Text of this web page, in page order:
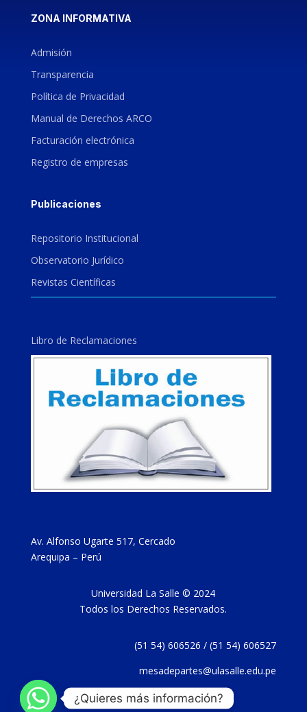
ZONA INFORMATIVA
Admisión
Transparencia
Política de Privacidad
Manual de Derechos ARCO
Facturación electrónica
Registro de empresas
Publicaciones
Repositorio Institucional
Observatorio Jurídico
Revistas Científicas
Libro de Reclamaciones
Av. Alfonso Ugarte 517, Cercado
Arequipa – Perú
Universidad La Salle © 2024
Todos los Derechos Reservados.
(51 54) 606526 / (51 54) 606527
mesadepartes@ulasalle.edu.pe
¿Quieres más información?